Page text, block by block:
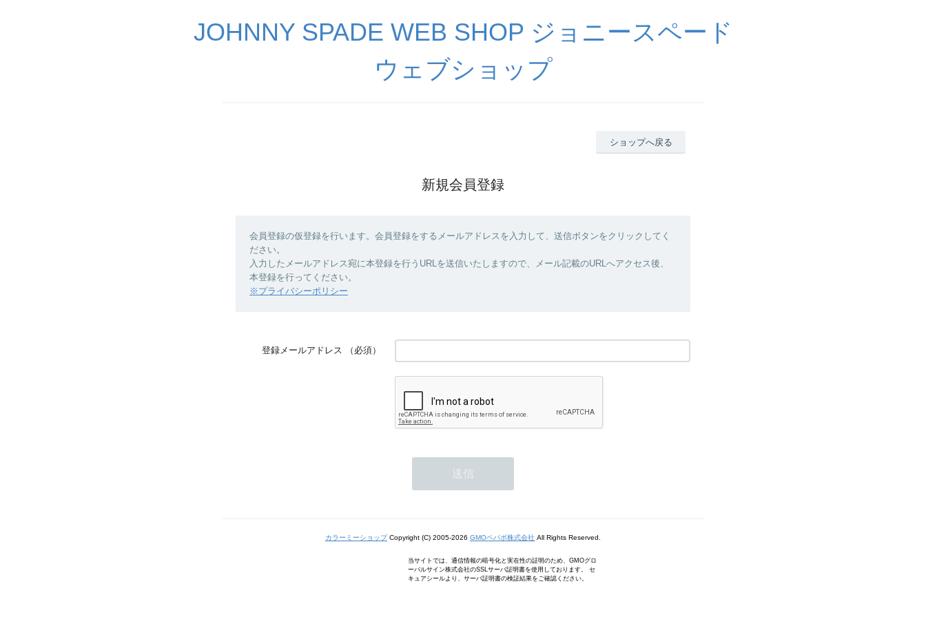
JOHNNY SPADE WEB SHOP ジョニースペード
ウェブショップ
ショップへ戻る
新規会員登録
会員登録の仮登録を行います。会員登録をするメールアドレスを入力して、送信ボタンをクリックしてく
ださい。
入力したメールアドレス宛に本登録を行うURLを送信いたしますので、メール記載のURLへアクセス後、
本登録を行ってください。
※プライバシーポリシー
登録メールアドレス （必須）
カラーミーショップCopyright (C) 2005-2026 GMOペパボ株式会社 All Rights Reserved.
当サイトでは、通信情報の暗号化と実在性の証明のため、GMOグロ
ーバルサイン株式会社のSSLサーバ証明書を使用しております。 セ
キュアシールより、サーバ証明書の検証結果をご確認ください。